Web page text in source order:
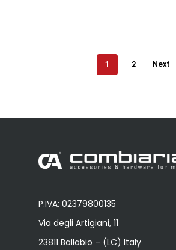
1 2 Next
P.IVA: 02379800135
Via degli Artigiani, 11
23811 Ballabio – (LC) Italy